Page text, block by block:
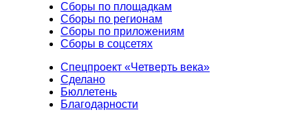
Сборы по площадкам
Сборы по регионам
Сборы по приложениям
Сборы в соцсетях
Спецпроект «Четверть века»
Сделано
Бюллетень
Благодарности